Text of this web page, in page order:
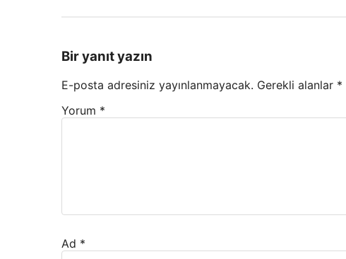
Bir yanıt yazın
E-posta adresiniz yayınlanmayacak. Gerekli alanlar *
Yorum *
Ad *